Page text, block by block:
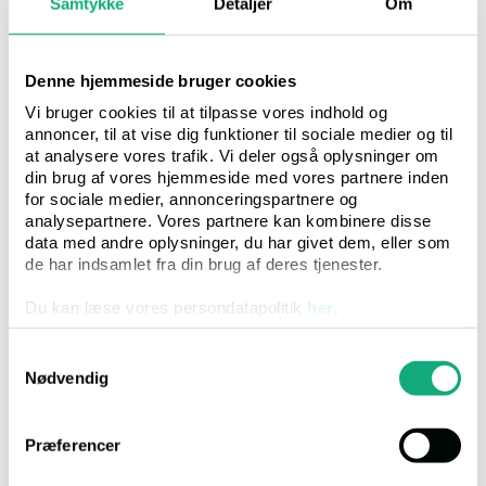
Denne hjemmeside bruger cookies
Vi bruger cookies til at tilpasse vores indhold og
annoncer, til at vise dig funktioner til sociale medier og til
at analysere vores trafik. Vi deler også oplysninger om
din brug af vores hjemmeside med vores partnere inden
for sociale medier, annonceringspartnere og
analysepartnere. Vores partnere kan kombinere disse
data med andre oplysninger, du har givet dem, eller som
de har indsamlet fra din brug af deres tjenester.
Du kan læse vores persondatapolitik her
Nødvendig
Præferencer
Christiansvej 41, 5700,
Svendborg
Tlf
Mail
foged.sve@domstol.dk
Timer
Mandag-fredag 8.30-15.00
Link til ejendommen
BESIGTIGELSE: Der afholdes besigtigelse af ejendommen onsdag
senest tirsdag den 4. august 2026 kl.
10:00. Såfremt ingen tilmeldes, afholdes besigtigelsen ikke.